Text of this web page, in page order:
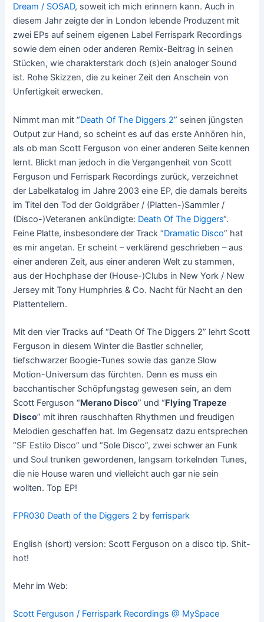
Dream / SOSAD, soweit ich mich erinnern kann. Auch in
diesem Jahr zeigte der in London lebende Produzent mit
zwei EPs auf seinem eigenen Label Ferrispark Recordings
sowie dem einen oder anderen Remix-Beitrag in seinen
Stücken, wie charakterstark doch (s)ein analoger Sound
ist. Rohe Skizzen, die zu keiner Zeit den Anschein von
Unfertigkeit erwecken.
Nimmt man mit “Death Of The Diggers 2” seinen jüngsten
Output zur Hand, so scheint es auf das erste Anhören hin,
als ob man Scott Ferguson von einer anderen Seite kennen
lernt. Blickt man jedoch in die Vergangenheit von Scott
Ferguson und Ferrispark Recordings zurück, verzeichnet
der Labelkatalog im Jahre 2003 eine EP, die damals bereits
im Titel den Tod der Goldgräber / (Platten-)Sammler /
(Disco-)Veteranen ankündigte: Death Of The Diggers“.
Feine Platte, insbesondere der Track “Dramatic Disco” hat
es mir angetan. Er scheint – verklärend geschrieben – aus
einer anderen Zeit, aus einer anderen Welt zu stammen,
aus der Hochphase der (House-)Clubs in New York / New
Jersey mit Tony Humphries & Co. Nacht für Nacht an den
Plattentellern.
Mit den vier Tracks auf “Death Of The Diggers 2” lehrt Scott
Ferguson in diesem Winter die Bastler schneller,
tiefschwarzer Boogie-Tunes sowie das ganze Slow
Motion-Universum das fürchten. Denn es muss ein
bacchantischer Schöpfungstag gewesen sein, an dem
Scott Ferguson “Merano Disco” und “Flying Trapeze
Disco” mit ihren rauschhaften Rhythmen und freudigen
Melodien geschaffen hat. Im Gegensatz dazu entsprechen
“SF Estilo Disco” und “Sole Disco”, zwei schwer an Funk
und Soul trunken gewordenen, langsam torkelnden Tunes,
die nie House waren und vielleicht auch gar nie sein
wollten. Top EP!
FPR030 Death of the Diggers 2 byferrispark
English (short) version: Scott Ferguson on a disco tip. Shit-
hot!
Mehr im Web:
Scott Ferguson / Ferrispark Recordings @ MySpace